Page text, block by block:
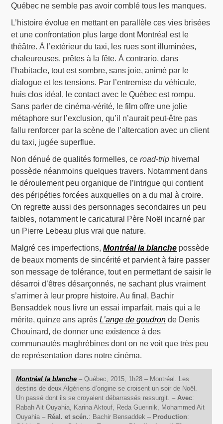
Québec ne semble pas avoir comblé tous les manques.
L’histoire évolue en mettant en parallèle ces vies brisées
et une confrontation plus large dont Montréal est le
théâtre. À l’extérieur du taxi, les rues sont illuminées,
chaleureuses, prêtes à la fête. À contrario, dans
l’habitacle, tout est sombre, sans joie, animé par le
dialogue et les tensions. Par l’entremise du véhicule,
huis clos idéal, le contact avec le Québec est rompu.
Sans parler de cinéma-vérité, le film offre une jolie
métaphore sur l’exclusion, qu’il n’aurait peut-être pas
fallu renforcer par la scène de l’altercation avec un client
du taxi, jugée superflue.
Non dénué de qualités formelles, ceroad-trip hivernal
possède néanmoins quelques travers. Notamment dans
le déroulement peu organique de l’intrigue qui contient
des péripéties forcées auxquelles on a du mal à croire.
On regrette aussi des personnages secondaires un peu
faibles, notamment le caricatural Père Noël incarné par
un Pierre Lebeau plus vrai que nature.
Malgré ces imperfections,Montréal la blanche possède
de beaux moments de sincérité et parvient à faire passer
son message de tolérance, tout en permettant de saisir le
désarroi d’êtres désarçonnés, ne sachant plus vraiment
s’arrimer à leur propre histoire. Au final, Bachir
Bensaddek nous livre un essai imparfait, mais qui a le
mérite, quinze ans aprèsL’ange de goudron de Denis
Chouinard, de donner une existence à des
communautés maghrébines dont on ne voit que très peu
de représentation dans notre cinéma.
Montréal la blanche – Québec, 2015, 1h28 – Montréal. Les
destins de deux Algériens d’origine se croisent un soir de Noël.
Un passé dont ils se croyaient débarrassés ressurgit. – Avec:
Rabah Ait Ouyahia, Karina Aktouf, Reda Guerinik, Mohammed Ait
Ouyahia – Réal. et scén.: Bachir Bensaddek – Production: